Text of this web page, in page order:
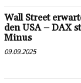
Wall Street
den USA – DAX
Minus
09.09.2025